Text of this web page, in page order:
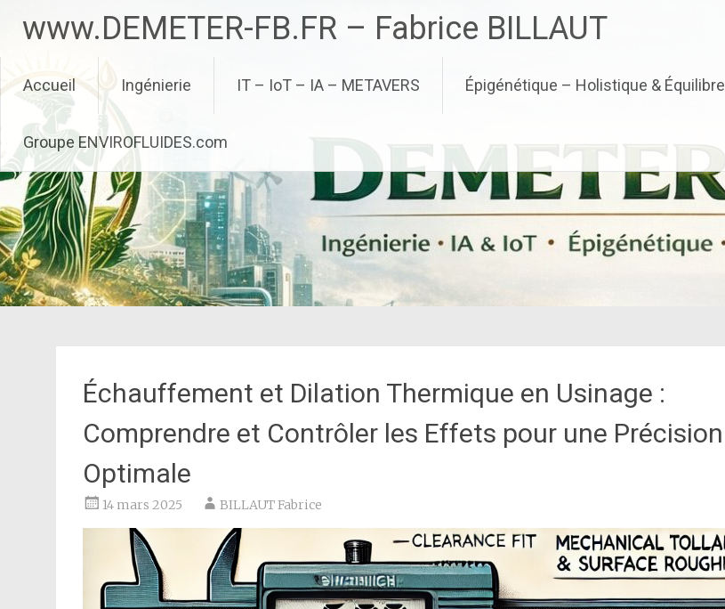
contenu
www.DEMETER-FB.FR – Fabrice BILLAUT
Accueil Ingénierie IT – IoT – IA – METAVERS Épigénétique – Holistique & Équilibre
Groupe ENVIROFLUIDES.com
Échauffement et Dilation Thermique en Usinage :
Comprendre et Contrôler les Effets pour une Précision
Optimale
14 mars 2025 BILLAUT Fabrice